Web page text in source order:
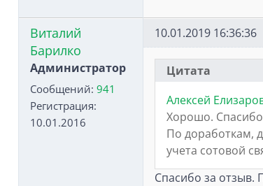
Виталий
Барилко
Администратор
Сообщений: 941
Регистрация:
10.01.2016
10.01.2019 16:36:36
Цитата
Алексей
Хорошо.
По доработкам,
учета сотовой
Спасибо за отзыв.